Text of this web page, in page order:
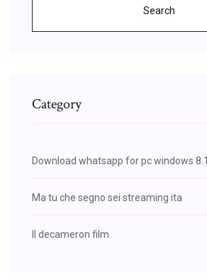
Search
Category
Download whatsapp for pc windows 8.1
Ma tu che segno sei streaming ita
Il decameron film